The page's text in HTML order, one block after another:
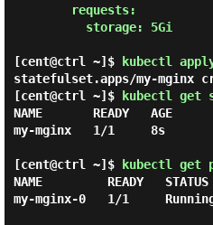
[cent@ctrl ~]$
kubectl
statefulset.apps/my-mginx
[cent@ctrl ~]$
kubectl get
NAME       READY   AGE
my-mginx   1/1     8s
[cent@ctrl ~]$
kubectl get
NAME         READY   STATUS
my-mginx-0   1/1